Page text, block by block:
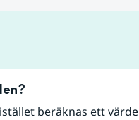
beräknas ett